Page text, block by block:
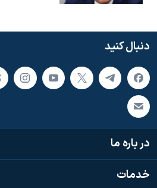
دنبال کنید
در باره ما
خدمات